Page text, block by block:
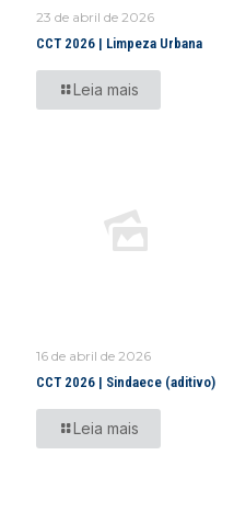
23 de abril de 2026
CCT 2026 | Limpeza Urbana
Leia mais
16 de abril de 2026
CCT 2026 | Sindaece (aditivo)
Leia mais